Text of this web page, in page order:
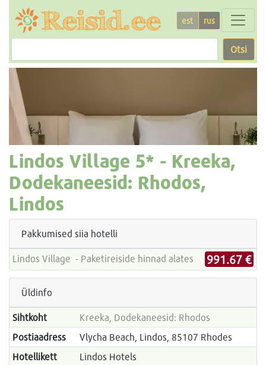
est rus
Otsi
Lindos Village 5* - Kreeka,
Dodekaneesid: Rhodos,
Lindos
Pakkumised siia hotelli
Lindos Village - Paketireiside hinnad alates 991.67 €
Üldinfo
Sihtkoht
Kreeka, Dodekaneesid: Rhodos
Postiaadress
Vlycha Beach, Lindos, 85107 Rhodes
Hotellikett
Lindos Hotels